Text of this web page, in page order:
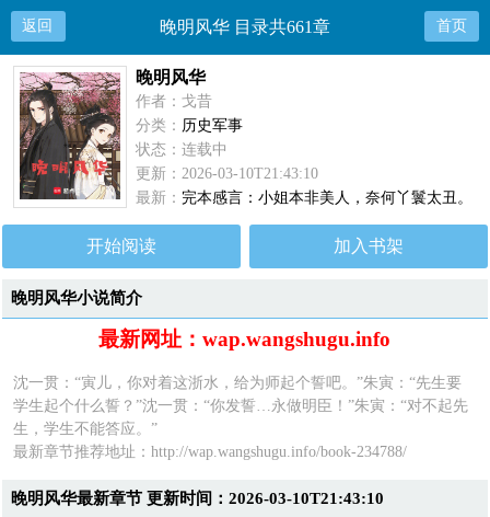
返回 晚明风华 目录共661章 首页
晚明风华
作者：戈昔
分类： 历史军事
状态：连载中
更新：2026-03-10T21:43:10
最新： 完本感言：小姐本非美人，奈何丫鬟太丑。
开始阅读 加入书架
晚明风华小说简介
最新网址：wap.wangshugu.info
沈一贯：“寅儿，你对着这浙水，给为师起个誓吧。”朱寅：“先生要
学生起个什么誓？”沈一贯：“你发誓…永做明臣！”朱寅：“对不起先
生，学生不能答应。”
最新章节推荐地址：http://wap.wangshugu.info/book-234788/
晚明风华最新章节 更新时间：2026-03-10T21:43:10